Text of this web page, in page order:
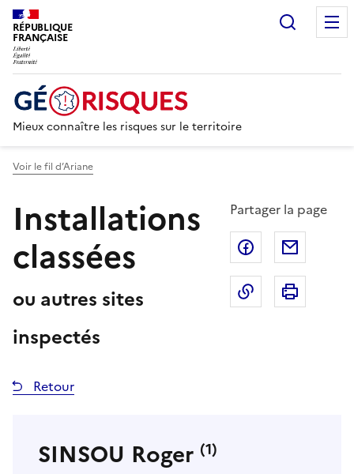
RÉPUBLIQUE
FRANÇAISE
Mieux connaître les risques sur le territoire
Voir le fil d’Ariane
Installations
classées
ou autres sites
inspectés
Partager la page
Partager sur
Copier dans
Retour
SINSOU Roger (1)